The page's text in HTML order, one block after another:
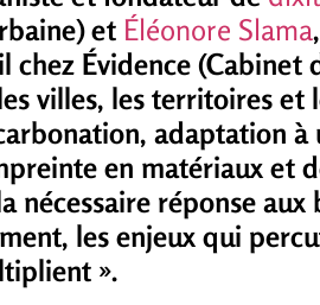
et Éléonore Slama
chez Évidence (Cabinet
villes, les territoires et
adaptation à
en matériaux et
nécessaire réponse aux
les enjeux qui
».